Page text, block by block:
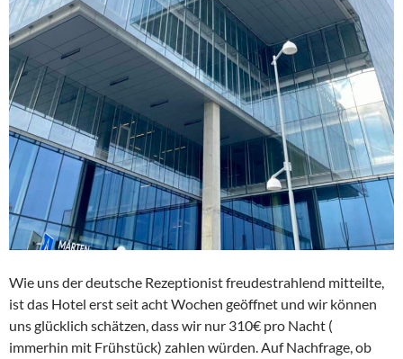
Wie uns der deutsche Rezeptionist freudestrahlend mitteilte,
ist das Hotel erst seit acht Wochen geöffnet und wir können
uns glücklich schätzen, dass wir nur 310€ pro Nacht (
immerhin mit Frühstück) zahlen würden. Auf Nachfrage, ob